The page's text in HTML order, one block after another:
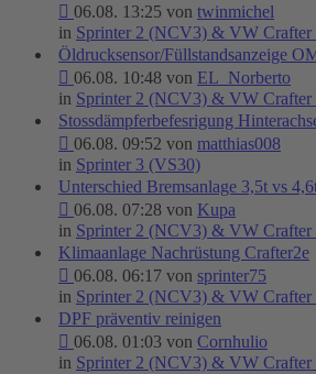
06.08. 13:25 von twinmichel
in Sprinter 2 (NCV3) & VW Crafter
Öldrucksensor/Füllstandsanzeige
06.08. 10:48 von EL_Norberto
in Sprinter 2 (NCV3) & VW Crafter
Stossdämpferbefesrigung
06.08. 09:52 von matthias008
in Sprinter 3 (VS30)
Unterschied Bremsanlage 3,5t vs
06.08. 07:28 von Kupa
in Sprinter 2 (NCV3) & VW Crafter
Klimaanlage Nachrüstung Crafter2e
06.08. 06:17 von sprinter75
in Sprinter 2 (NCV3) & VW Crafter
DPF präventiv reinigen
06.08. 01:03 von Cornhulio
in Sprinter 2 (NCV3) & VW Crafter